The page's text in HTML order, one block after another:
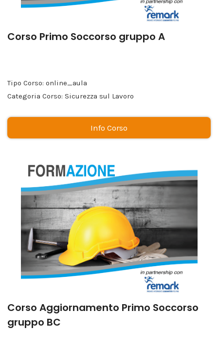
Corso Primo Soccorso gruppo A
Tipo Corso: online_aula
Categoria Corso: Sicurezza sul Lavoro
Info Corso
Corso Aggiornamento Primo Soccorso
gruppo BC